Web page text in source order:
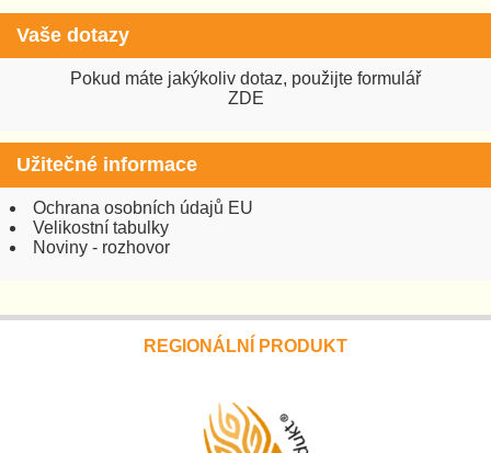
Vaše dotazy
Pokud máte jakýkoliv dotaz, použijte formulář
ZDE
Užitečné informace
Ochrana osobních údajů EU
Velikostní tabulky
Noviny - rozhovor
REGIONÁLNÍ PRODUKT